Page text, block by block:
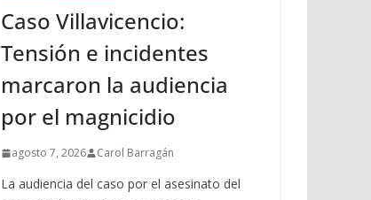
Caso Villavicencio:
Tensión e incidentes
marcaron la audiencia
por el magnicidio
agosto 7, 2026 Carol Barragán
La audiencia del caso por el asesinato del